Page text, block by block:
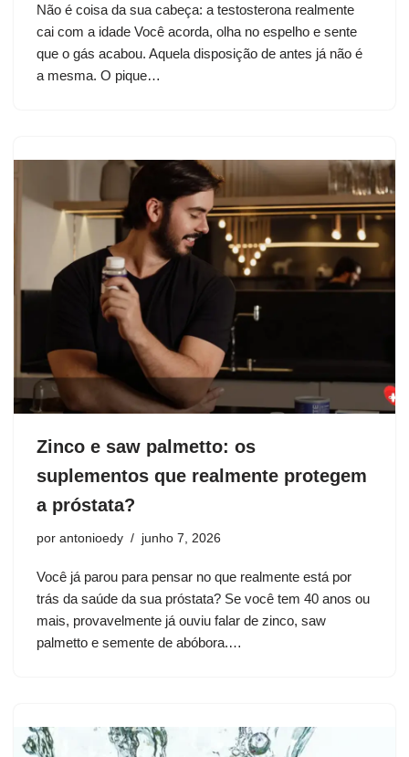
Não é coisa da sua cabeça: a testosterona realmente
cai com a idade Você acorda, olha no espelho e sente
que o gás acabou. Aquela disposição de antes já não é
a mesma. O pique…
Zinco e saw palmetto: os
suplementos que realmente protegem
a próstata?
por antonioedy junho 7, 2026
Você já parou para pensar no que realmente está por
trás da saúde da sua próstata? Se você tem 40 anos ou
mais, provavelmente já ouviu falar de zinco, saw
palmetto e semente de abóbora.…